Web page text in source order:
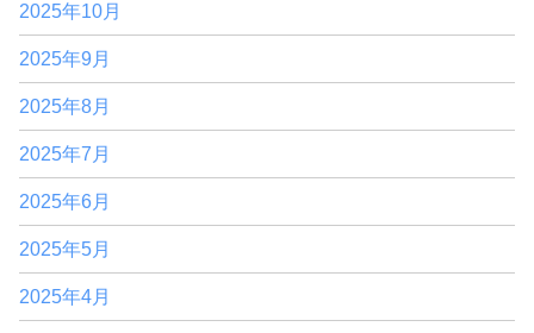
2025年10月
2025年9月
2025年8月
2025年7月
2025年6月
2025年5月
2025年4月